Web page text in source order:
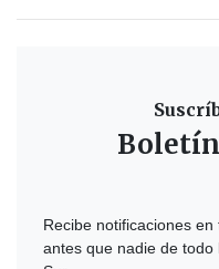
Recibe notificaciones
antes que nadie de